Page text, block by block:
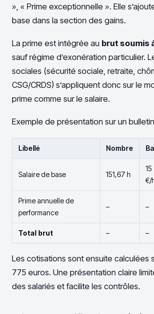
», « Prime exceptionnelle ». Elle
base dans la section des gains.
La prime est intégrée au brut soumis
sauf régime d’exonération particulier.
sociales (sécurité sociale, retraite,
CSG/CRDS) s’appliquent donc sur le
prime comme sur le salaire.
Exemple de présentation sur un
Libellé Nombre
Salaire de base 151,67 h
15
€/
Prime annuelle de
performance
– –
Total brut – –
Les cotisations sont ensuite calculées
775 euros. Une présentation claire
des salariés et facilite les contrôles.